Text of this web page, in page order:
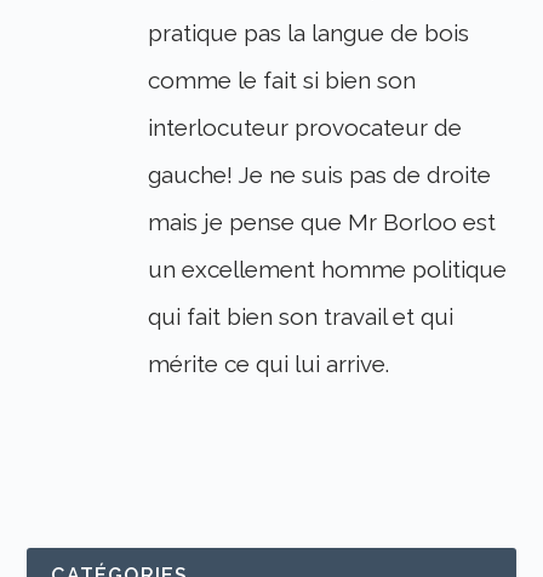
pratique pas la langue de bois
comme le fait si bien son
interlocuteur provocateur de
gauche! Je ne suis pas de droite
mais je pense que Mr Borloo est
un excellement homme politique
qui fait bien son travail et qui
mérite ce qui lui arrive.